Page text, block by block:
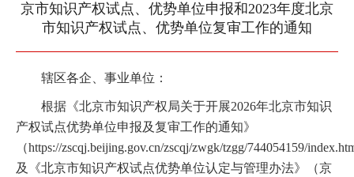
京市知识产权试点、优势单位申报和2023年度北京
市知识产权试点、优势单位复审工作的通知
辖区各企、事业单位：
根据《北京市知识产权局关于开展2026年北京市知识
产权试点优势单位申报及复审工作的通知》
（https://zscqj.beijing.gov.cn/zscqj/zwgk/tzgg/744054159/
及《北京市知识产权试点优势单位认定与管理办法》（京